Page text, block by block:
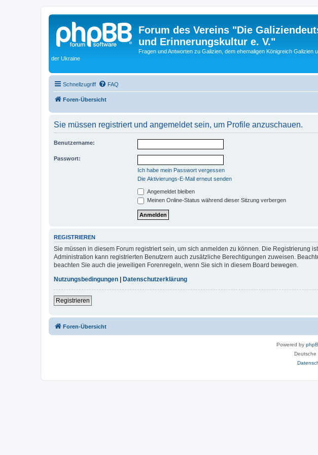
Forum des Vereins "Die
und Erinnerungskultur e. V."
Fragen und Antworten zu Galizien, dem ehemaligen Königreich Galizien
der Ukraine
Schnellzugriff FAQ
Foren-Übersicht
Sie müssen registriert und angemeldet sein, um Profile anzuschauen.
Benutzername:
Passwort:
Ich habe mein Passwort vergessen
Die Aktivierungs-E-Mail erneut senden
Angemeldet bleiben
Meinen Online-Status während dieser Sitzung verbergen
REGISTRIEREN
Sie müssen in diesem Forum registriert sein, um sich anmelden zu können. Die Registrierung
Administration kann registrierten Benutzern auch zusätzliche Berechtigungen zuweisen.
beachten Sie auch die jeweiligen Forenregeln, wenn Sie sich in diesem Board bewegen.
Nutzungsbedingungen
Datenschutzerklärung
Registrieren
Foren-Übersicht
Powered by
Deutsche